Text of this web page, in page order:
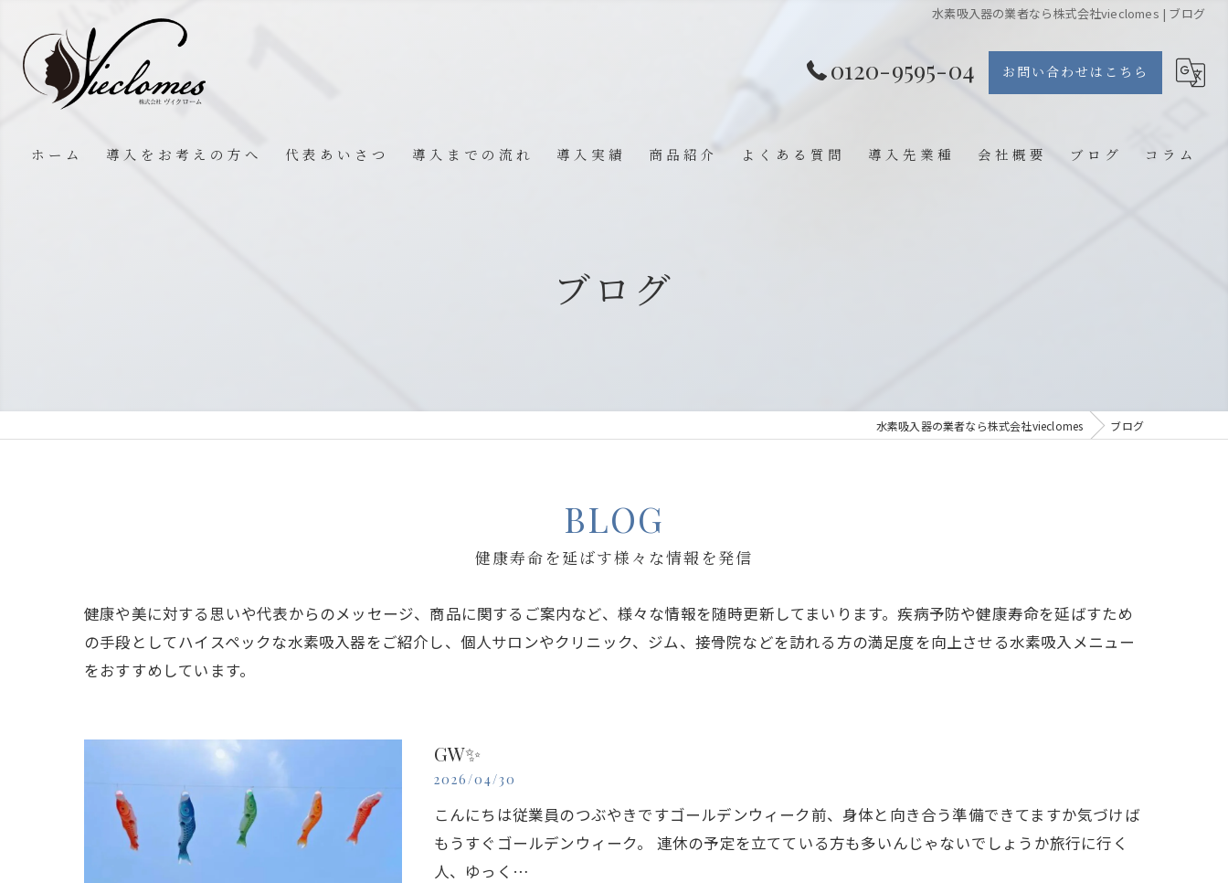
水素吸入器の業者なら株式会社vieclomes | ブログ
0120-9595-04 お問い合わせはこちら
ホーム 導入をお考えの方へ 代表あいさつ 導入までの流れ 導入実績 商品紹介 よくある質問 導入先業種 会社概要 ブログ コラム
ブログ
水素吸入器の業者なら株式会社vieclomes ブログ
BLOG
健康寿命を延ばす様々な情報を発信
健康や美に対する思いや代表からのメッセージ、商品に関するご案内など、様々な情報を随時更新してまいります。疾病予防や健康寿命を延ばすため
の手段としてハイスペックな水素吸入器をご紹介し、個人サロンやクリニック、ジム、接骨院などを訪れる方の満足度を向上させる水素吸入メニュー
をおすすめしています。
GW✨
2026/04/30
こんにちは従業員のつぶやきですゴールデンウィーク前、身体と向き合う準備できてますか気づけば
もうすぐゴールデンウィーク。 連休の予定を立てている方も多いんじゃないでしょうか旅行に行く
人、ゆっく…